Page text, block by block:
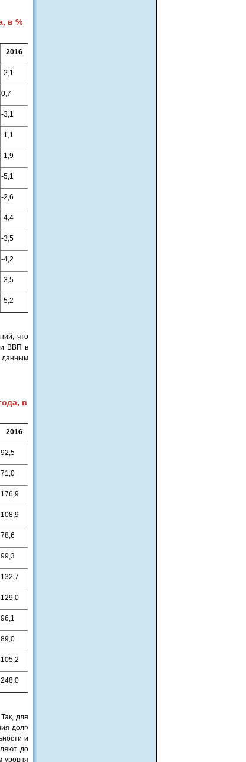
в %
2016
-2,1
0,7
-3,1
-1,1
-1,9
-5,1
-2,6
-4,4
-3,5
-4,2
-3,5
-5,2
что
и ВВП в
данным
в
2016
92,5
71,0
176,9
108,9
78,6
99,3
132,7
129,0
96,1
89,0
105,2
248,0
для
долг/
и
до
уровня